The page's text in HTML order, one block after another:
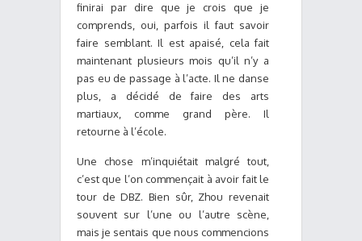
finirai par dire que je crois que je
comprends, oui, parfois il faut savoir
faire semblant. Il est apaisé, cela fait
maintenant plusieurs mois qu’il n’y a
pas eu de passage à l’acte. Il ne danse
plus, a décidé de faire des arts
martiaux, comme grand père. Il
retourne à l’école.
Une chose m’inquiétait malgré tout,
c’est que l’on commençait à avoir fait le
tour de DBZ. Bien sûr, Zhou revenait
souvent sur l’une ou l’autre scène,
mais je sentais que nous commencions